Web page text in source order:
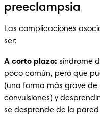
preeclampsia
Las complicaciones
ser:
A corto plazo: síndrome
poco común, pero que
(una forma más grave
convulsiones) y
se desprende de la